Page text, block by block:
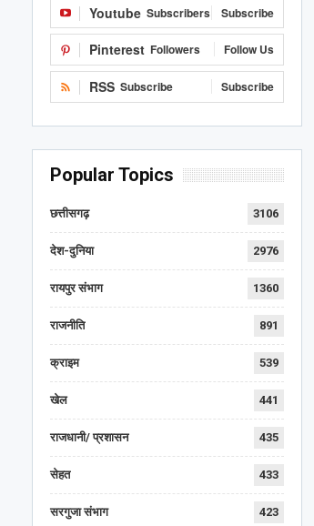
Youtube Subscribers Subscribe
Pinterest Followers Follow Us
RSS Subscribe Subscribe
Popular Topics
छत्तीसगढ़ 3106
देश-दुनिया 2976
रायपुर संभाग 1360
राजनीति 891
क्राइम 539
खेल 441
राजधानी/ प्रशासन 435
सेहत 433
सरगुजा संभाग 423